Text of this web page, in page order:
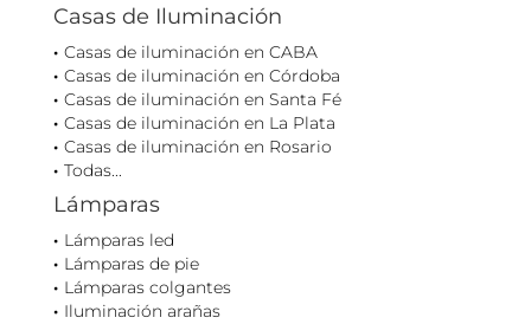
Casas de Iluminación
Casas de iluminación en CABA
Casas de iluminación en Córdoba
Casas de iluminación en Santa Fé
Casas de iluminación en La Plata
Casas de iluminación en Rosario
Todas...
Lámparas
Lámparas led
Lámparas de pie
Lámparas colgantes
Iluminación arañas